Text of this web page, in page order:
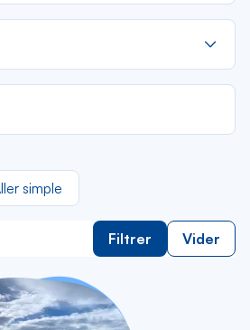
simple
Filtrer Vider